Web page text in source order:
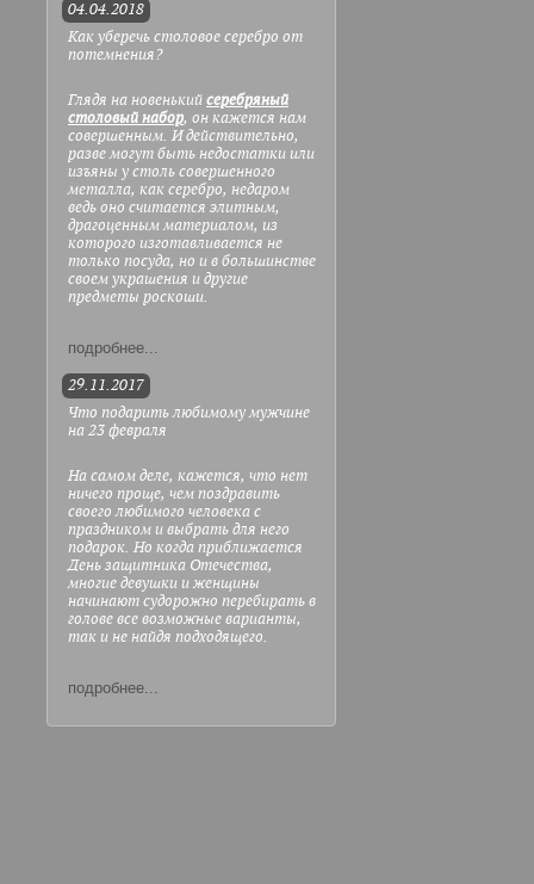
04.04.2018
Как уберечь столовое серебро от
потемнения?
Глядя на новенький серебряный
столовый набор, он кажется нам
совершенным. И действительно,
разве могут быть недостатки или
изъяны у столь совершенного
металла, как серебро, недаром
ведь оно считается элитным,
драгоценным материалом, из
которого изготавливается не
только посуда, но и в большинстве
своем украшения и другие
предметы роскоши.
подробнее...
29.11.2017
Что подарить любимому мужчине
на 23 февраля
На самом деле, кажется, что нет
ничего проще, чем поздравить
своего любимого человека с
праздником и выбрать для него
подарок. Но когда приближается
День защитника Отечества,
многие девушки и женщины
начинают судорожно перебирать в
голове все возможные варианты,
так и не найдя подходящего.
подробнее...